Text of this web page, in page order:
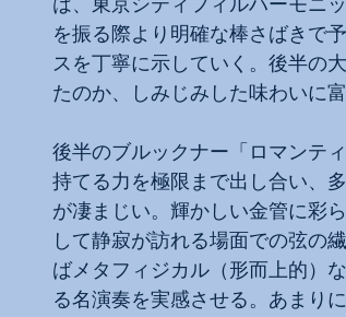
は、東京シティフィルハーモニ
を振る際より明確な棒さばきで
スを丁寧に示していく。後半の
たのか、しみじみした味わいに
後半のブルックナー「ロマンテ
持てる力を極限まで出し合い、
が凄まじい。輝かしい金管に彩
して静寂が訪れる場面での弦の
ばメタフィジカル（形而上的）
る名演奏を実感させる。あまり